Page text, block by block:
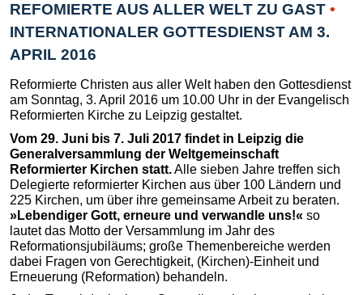
REFOMIERTE AUS ALLER WELT ZU GAST •
INTERNATIONALER GOTTESDIENST AM 3.
APRIL 2016
Reformierte Christen aus aller Welt haben den Gottesdienst
am Sonntag, 3. April 2016 um 10.00 Uhr in der Evangelisch
Reformierten Kirche zu Leipzig gestaltet.
Vom 29. Juni bis 7. Juli 2017 findet in Leipzig die
Generalversammlung der Weltgemeinschaft
Reformierter Kirchen statt.Alle sieben Jahre treffen sich
Delegierte reformierter Kirchen aus über 100 Ländern und
225 Kirchen, um über ihre gemeinsame Arbeit zu beraten.
»Lebendiger Gott, erneure und verwandle uns!« so
lautet das Motto der Versammlung im Jahr des
Reformationsjubiläums; große Themenbereiche werden
dabei Fragen von Gerechtigkeit, (Kirchen)-Einheit und
Erneuerung (Reformation) behandeln.